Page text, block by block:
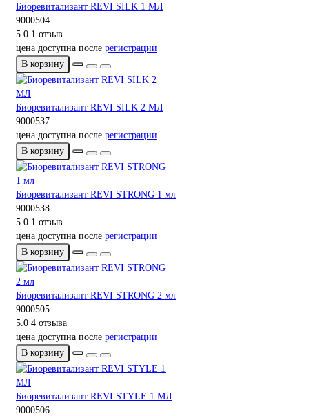
Биоревитализант REVI SILK 1 МЛ
9000504
5.0 1 отзыв
цена доступна после регистрации
В корзину
Биоревитализант REVI SILK 2 МЛ
9000537
цена доступна после регистрации
В корзину
Биоревитализант REVI STRONG 1 мл
9000538
5.0 1 отзыв
цена доступна после регистрации
В корзину
Биоревитализант REVI STRONG 2 мл
9000505
5.0 4 отзыва
цена доступна после регистрации
В корзину
Биоревитализант REVI STYLE 1 МЛ
9000506